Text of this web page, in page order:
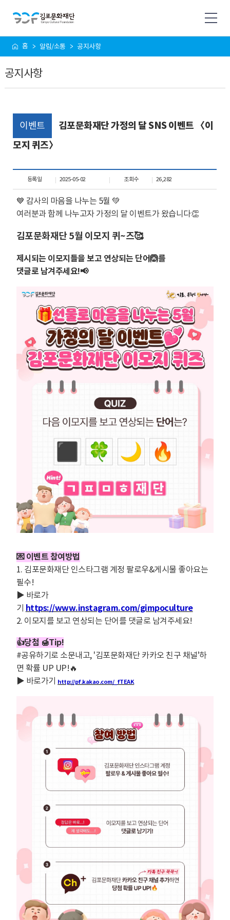
사
이
맵
홈 알림/소통 공지사항
공지사항
이벤트
김포문화재단 가정의 달 SNS 이벤트 〈이
모지 퀴즈〉
등록일 2025-05-02 조회수 26,282
💙 감사의 마음을 나누는 5월 💚
여러분과 함께 나누고자 가정의 달 이벤트가 왔습니다👏
김포문화재단 5월 이모지 퀴~즈🥰
제시되는 이모지들을 보고 연상되는 단어🙆‍를
댓글로 남겨주세요!📢
💌 이벤트 참여방법
1. 김포문화재단 인스타그램 계정 팔로우&게시물 좋아요는
필수!
▶ 바로가
기 https://www.instagram.com/gimpoculture
2. 이모지를 보고 연상되는 단어를 댓글로 남겨주세요!
👍당첨 🍯Tip!
#공유하기로 소문내고, '김포문화재단 카카오 친구 채널'하
면 확률 UP UP!🔥
▶ 바로가기
http://pf.kakao.com/_fTEAK